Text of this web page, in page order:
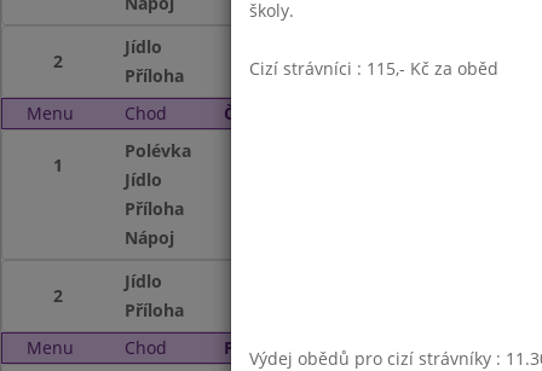
2
Jídlo
Příloha
ovoce
Menu
Chod Čtvrtek 2. 3. 2000
1
Polévka
Jídlo
Příloha
Nápoj
2
Jídlo
Příloha
Menu
Chod Pátek 3. 3. 2000
školy.
Cizí strávníci : 115,- Kč za oběd
Výdej obědů pro cizí strávníky :